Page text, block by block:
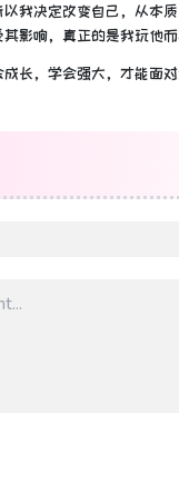
我决定改变自己，从本
影响，真正的是我玩他
长，学会强大，才能面